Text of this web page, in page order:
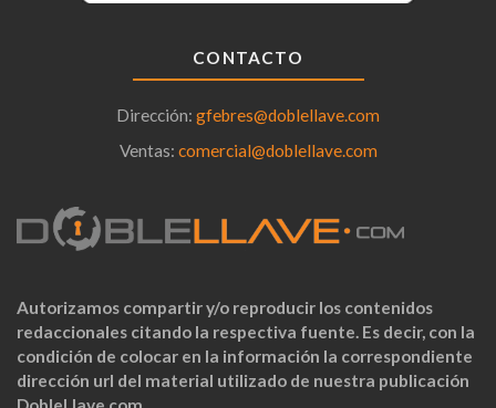
CONTACTO
Dirección: gfebres@doblellave.com
Ventas: comercial@doblellave.com
Autorizamos compartir y/o reproducir los contenidos
redaccionales citando la respectiva fuente. Es decir, con la
condición de colocar en la información la correspondiente
dirección url del material utilizado de nuestra publicación